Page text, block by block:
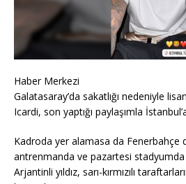
Haber Merkezi
Galatasaray’da sakatlığı nedeniyle
Icardi, son yaptığı paylaşımla
Kadroda yer alamasa da Fenerbahçe
antrenmanda ve pazartesi
Arjantinli yıldız, sarı-kırmızılı